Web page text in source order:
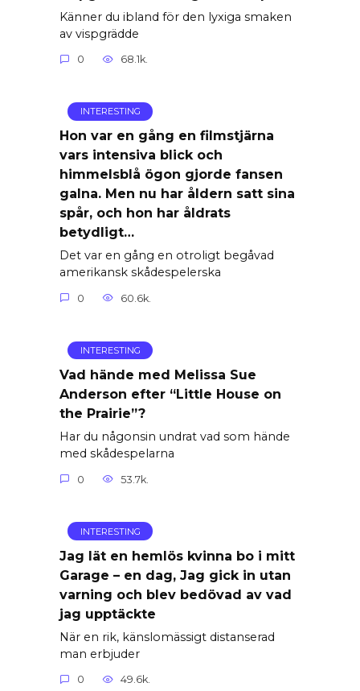
Känner du ibland för den lyxiga smaken
av vispgrädde
0 68.1k.
INTERESTING
Hon var en gång en filmstjärna
vars intensiva blick och
himmelsblå ögon gjorde fansen
galna. Men nu har åldern satt sina
spår, och hon har åldrats
betydligt…
Det var en gång en otroligt begåvad
amerikansk skådespelerska
0 60.6k.
INTERESTING
Vad hände med Melissa Sue
Anderson efter “Little House on
the Prairie”?
Har du någonsin undrat vad som hände
med skådespelarna
0 53.7k.
INTERESTING
Jag lät en hemlös kvinna bo i mitt
Garage – en dag, Jag gick in utan
varning och blev bedövad av vad
jag upptäckte
När en rik, känslomässigt distanserad
man erbjuder
0 49.6k.